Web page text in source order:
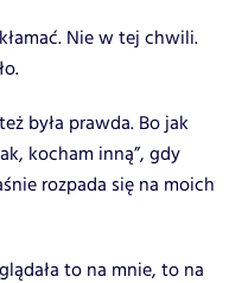
Nie w tej chwili.
była prawda. Bo jak
kocham inną”, gdy
rozpada się na moich
to na mnie, to na